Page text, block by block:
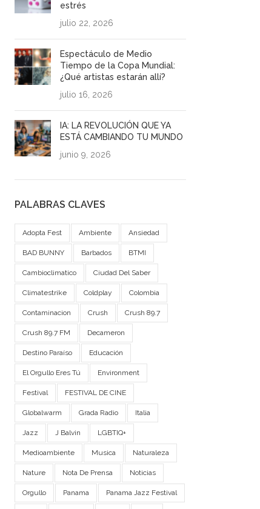
estrés
julio 22, 2026
Espectáculo de Medio
Tiempo de la Copa Mundial:
¿Qué artistas estarán allí?
julio 16, 2026
IA: LA REVOLUCIÓN QUE YA
ESTÁ CAMBIANDO TU MUNDO
junio 9, 2026
PALABRAS CLAVES
Adopta Fest Ambiente Ansiedad
BAD BUNNY Barbados BTMI
Cambioclimatico Ciudad Del Saber
Climatestrike Coldplay Colombia
Contaminacion Crush Crush 89.7
Crush 89.7 FM Decameron
Destino Paraíso Educación
El Orgullo Eres Tú Environment
Festival FESTIVAL DE CINE
Globalwarm Grada Radio Italia
Jazz J Balvin LGBTIQ+
Medioambiente Musica Naturaleza
Nature Nota De Prensa Noticias
Orgullo Panama Panama Jazz Festival